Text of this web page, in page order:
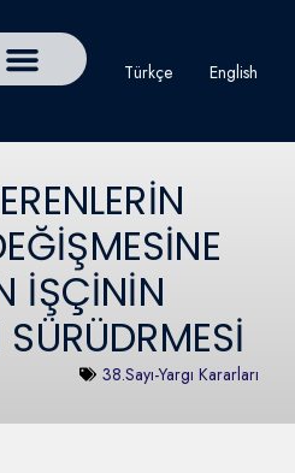
Türkçe English
İŞÇİNİN
38.Sayı-Yargı Kararları